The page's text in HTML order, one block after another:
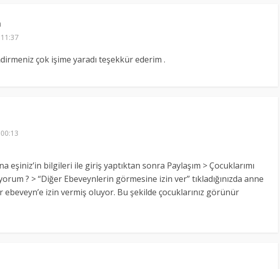
çok işime yaradı teşekkür ederim .
eşiniz’in bilgileri ile giriş yaptıktan sonra Paylaşım > Çocuklarımı
? > “Diğer Ebeveynlerin görmesine izin ver” tıkladığınızda anne
ebeveyn’e izin vermiş oluyor. Bu şekilde çocuklarınız görünür